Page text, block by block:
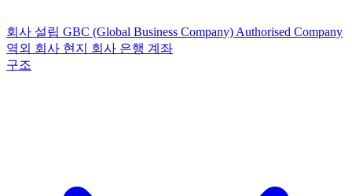
회사 설립 GBC (Global Business Company) Authorised Company
역외 회사 현지 회사 은행 계좌
구조